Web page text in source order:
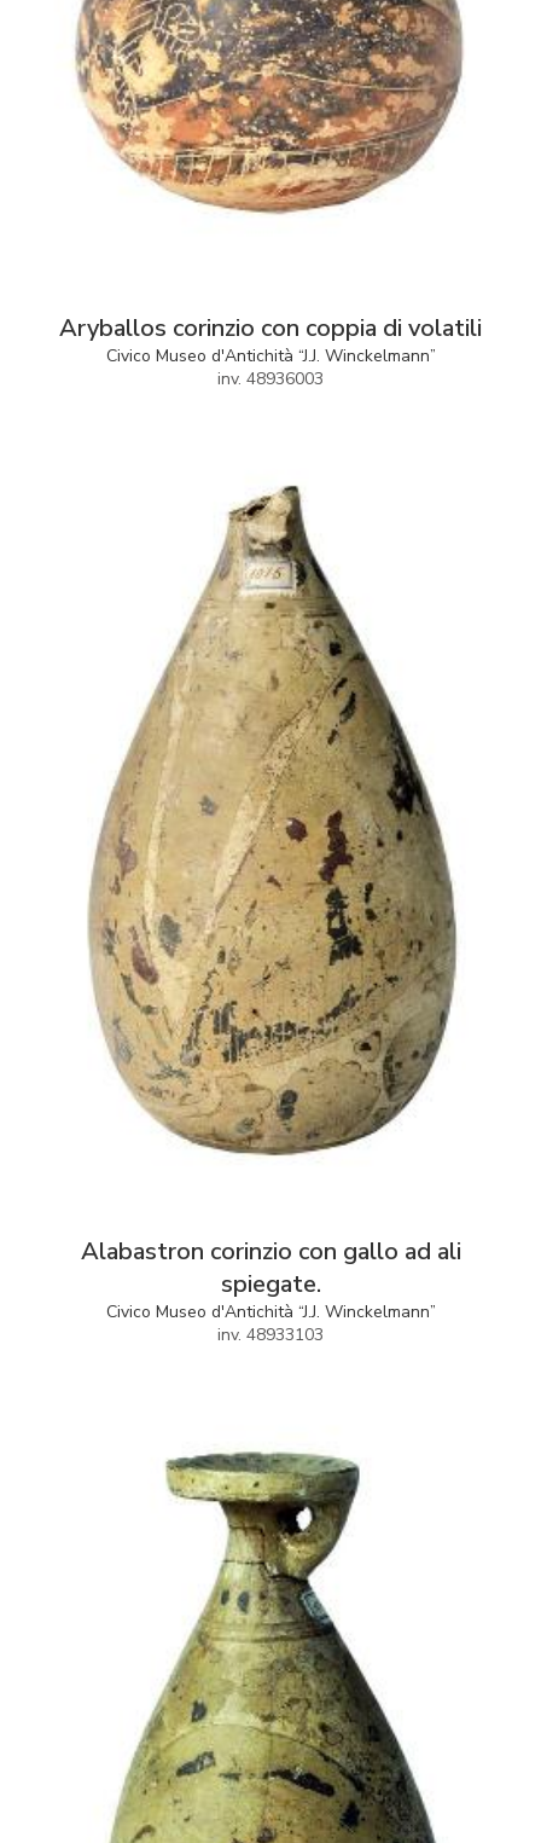
Aryballos corinzio con coppia di volatili
Civico Museo d'Antichità “J.J. Winckelmann”
inv. 48936003
Alabastron corinzio con gallo ad ali
spiegate.
Civico Museo d'Antichità “J.J. Winckelmann”
inv. 48933103